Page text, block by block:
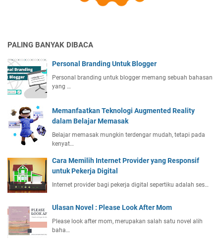
PALING BANYAK DIBACA
Personal Branding Untuk Blogger
Personal branding untuk blogger memang sebuah bahasan
yang …
Memanfaatkan Teknologi Augmented Reality
dalam Belajar Memasak
Belajar memasak mungkin terdengar mudah, tetapi pada
kenyat…
Cara Memilih Internet Provider yang Responsif
untuk Pekerja Digital
Internet provider bagi pekerja digital sepertiku adalah ses…
Ulasan Novel : Please Look After Mom
Please look after mom, merupakan salah satu novel alih
baha…